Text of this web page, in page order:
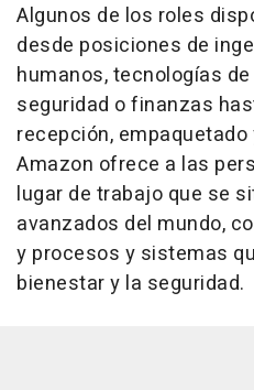
Algunos de los roles
desde posiciones de
humanos, tecnologías
seguridad o finanzas
recepción,
Amazon ofrece a las
lugar de trabajo que se
avanzados del mundo,
y procesos y sistemas
bienestar y la seguridad.